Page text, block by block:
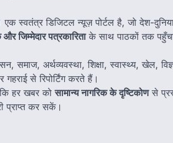
एक स्वतंत्र डिजिटल न्यूज़ पोर्टल है, जो देश-
और जिम्मेदार पत्रकारिताके साथ पाठकों तक
समाज, अर्थव्यवस्था, शिक्षा, स्वास्थ्य, खेल,
गहराई से रिपोर्टिंग करते हैं।
कि हर खबर कोसामान्य नागरिक के दृष्टिकोणसे
प्राप्त कर सकें।